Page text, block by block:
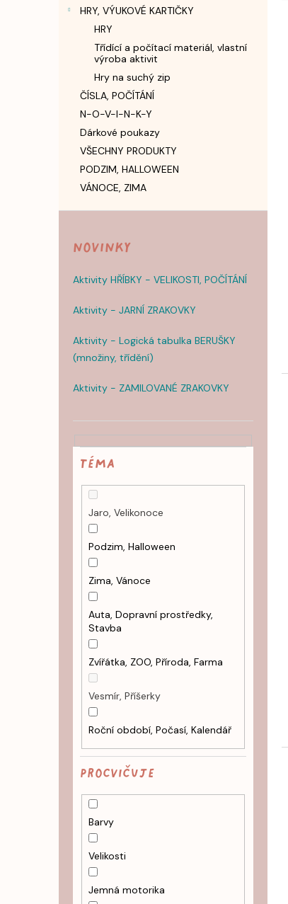
HRY, VÝUKOVÉ KARTIČKY
HRY
Třídící a počítací materiál, vlastní
výroba aktivit
Hry na suchý zip
ČÍSLA, POČÍTÁNÍ
N-O-V-I-N-K-Y
Dárkové poukazy
VŠECHNY PRODUKTY
PODZIM, HALLOWEEN
VÁNOCE, ZIMA
Novinky
Aktivity HŘÍBKY - VELIKOSTI, POČÍTÁNÍ
Aktivity - JARNÍ ZRAKOVKY
Aktivity - Logická tabulka BERUŠKY
(množiny, třídění)
Aktivity - ZAMILOVANÉ ZRAKOVKY
TÉMA
Jaro, Velikonoce
Podzim, Halloween
Zima, Vánoce
Auta, Dopravní prostředky,
Stavba
Zvířátka, ZOO, Příroda, Farma
Vesmír, Příšerky
Roční období, Počasí, Kalendář
PROCVIČUJE
Barvy
Velikosti
Jemná motorika